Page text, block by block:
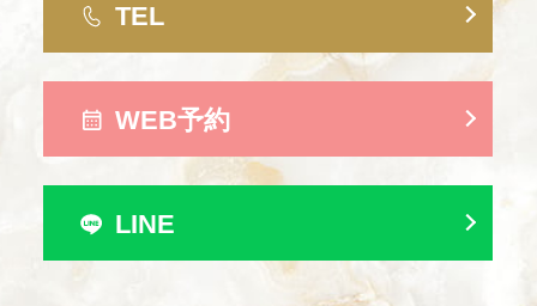
TEL
WEB予約
LINE